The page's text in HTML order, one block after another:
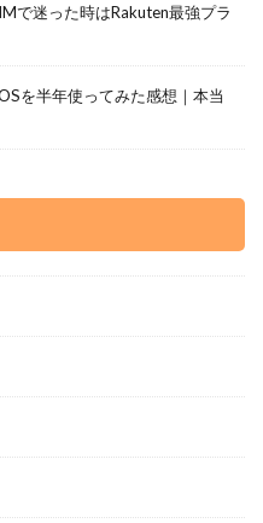
で迷った時はRakuten最強プラ
を半年使ってみた感想｜本当